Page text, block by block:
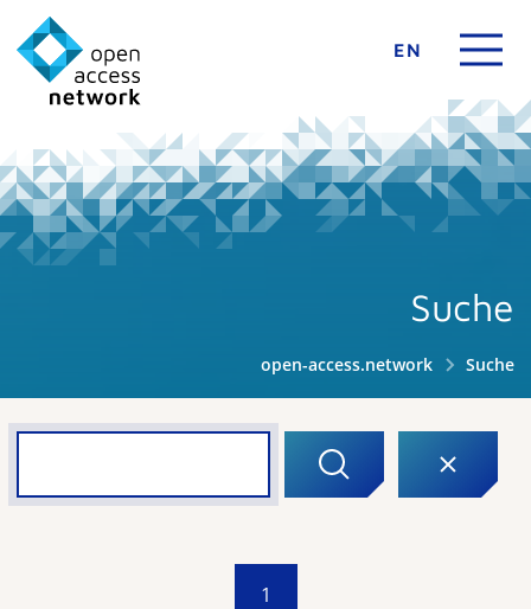
EN
Suche
open-access.network Suche
1